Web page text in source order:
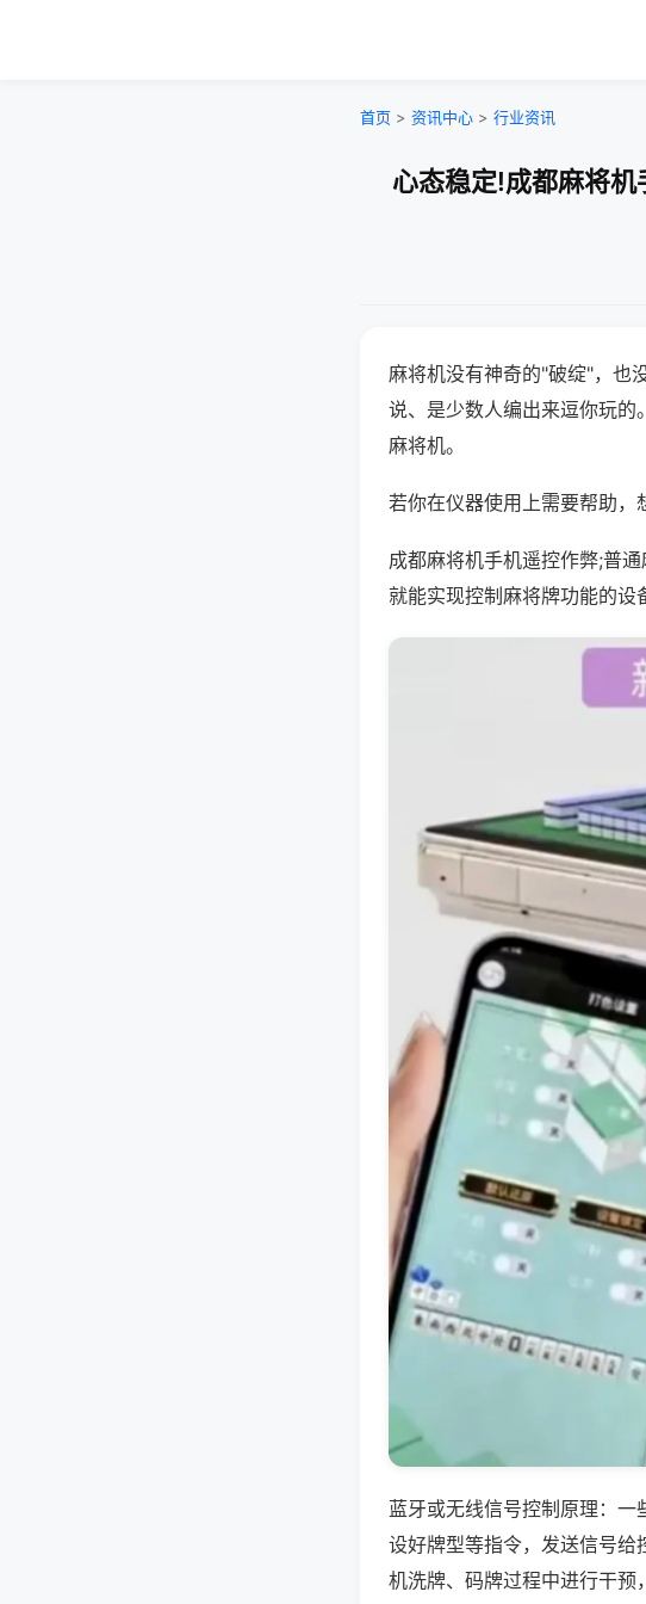
首页 > 资讯中心 > 行业资讯
心态稳定!成都麻将
麻将机没有神奇的"破绽"，也
说、是少数人编出来逗你玩
麻将机。
若你在仪器使用上需要帮助，
成都麻将机手机遥控作弊;普
就能实现控制麻将牌功能的设
蓝牙或无线信号控制原理：
设好牌型等指令，发送信号
机洗牌、码牌过程中进行干预